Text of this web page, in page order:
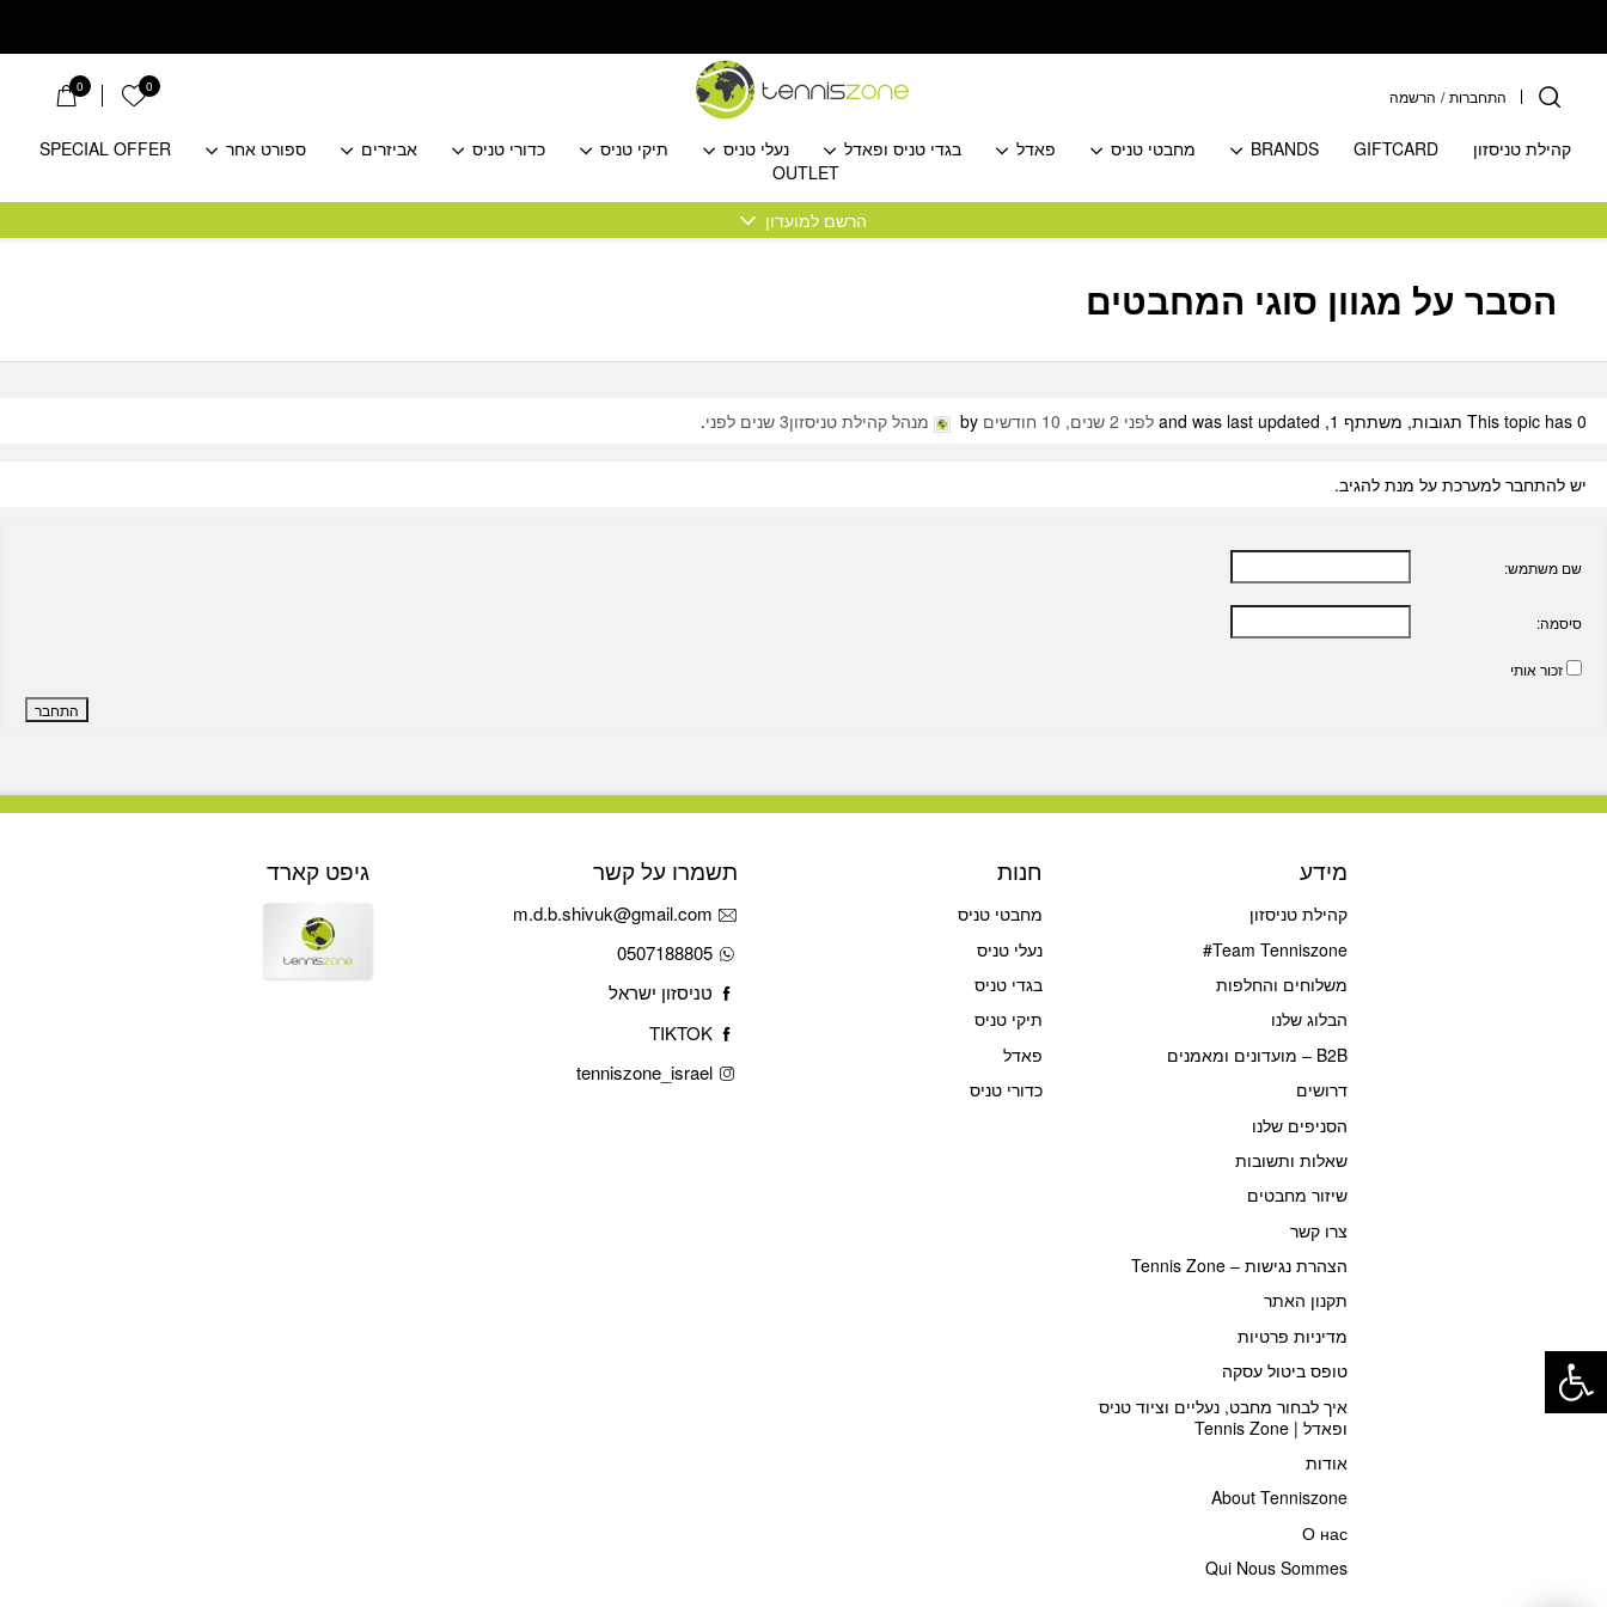
0 הרשימה שלי
0
התחברות / הרשמה
קהילת טניסזון GIFTCARD
BRANDS מחבטי טניס פאדל בגדי טניס ופאדל נעלי טניס תיקי טניס כדורי טניס אביזרים ספורט אחר
SPECIAL OFFER
OUTLET
הרשם למועדון
הסבר על מגוון סוגי המחבטים
This topic has 0 תגובות, משתתף 1, and was last updated לפני 2 שנים, 10 חודשים מנהל קהילת טניסזון3 שנים לפני .
יש להתחבר למערכת על מנת להגיב.
שם משתמש:
סיסמה:
זכור אותי
התחבר
מידע
קהילת טניסזון
Team Tenniszone#
משלוחים והחלפות
הבלוג שלנו
B2B – מועדונים ומאמנים
דרושים
הסניפים שלנו
שאלות ותשובות
שיזור מחבטים
צרו קשר
הצהרת נגישות – Tennis Zone
תקנון האתר
מדיניות פרטיות
טופס ביטול עסקה
איך לבחור מחבט, נעליים וציוד טניס
ופאדל | Tennis Zone
אודות
About Tenniszone
О нас
Qui Nous Sommes
חנות
מחבטי טניס
נעלי טניס
בגדי טניס
תיקי טניס
פאדל
כדורי טניס
תשמרו על קשר
m.d.b.shivuk@gmail.com
0507188805
טניסזון ישראל
TIKTOK
tenniszone_israel
גיפט קארד
פתח סרגל נגישות